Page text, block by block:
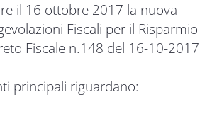
il 16 ottobre 2017 la nuova
Fiscali per il Risparmio
Fiscale n.148 del 16-10-2017
principali riguardano: